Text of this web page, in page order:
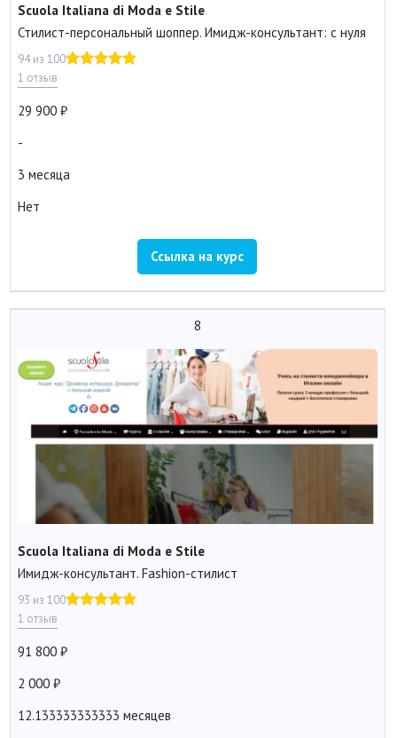
Scuola Italiana di Moda e Stile
Стилист-персональный шоппер. Имидж-консультант: с нуля
94 из 100
1 отзыв
29 900
-
3 месяца
Нет
Ссылка на курс
8
Scuola Italiana di Moda e Stile
Имидж-консультант. Fashion-стилист
93 из 100
1 отзыв
91 800
2 000
12.133333333333 месяцев